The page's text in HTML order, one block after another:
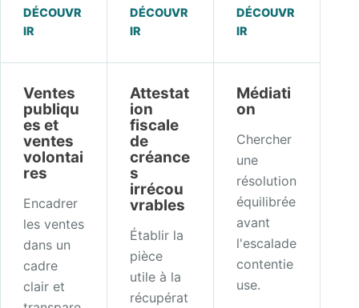
DÉCOUVR
IR
DÉCOUVR
IR
DÉCOUVR
IR
Ventes
publiqu
es et
ventes
volontai
res
Encadrer
les ventes
dans un
cadre
clair et
Attestat
ion
fiscale
de
créance
s
irrécou
vrables
Établir la
pièce
utile à la
récupérat
Médiati
on
Chercher
une
résolution
équilibrée
avant
l'escalade
contentie
use.